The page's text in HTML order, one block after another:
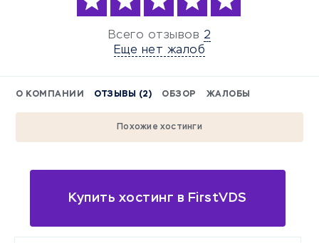
Всего отзывов 2
Еще нет жалоб
О КОМПАНИИ ОТЗЫВЫ (2) ОБЗОР ЖАЛОБЫ
Похожие хостинги
Купить хостинг в FirstVDS